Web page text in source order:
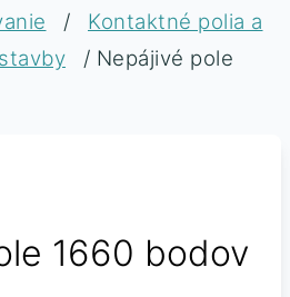
/
Kontaktné polia a
/ Nepájivé pole
1660 bodov